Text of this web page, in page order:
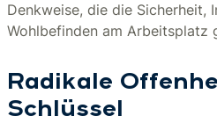
Denkweise, die die Sicherheit,
Wohlbefinden am Arbeitsplatz
Radikale
Schlüssel